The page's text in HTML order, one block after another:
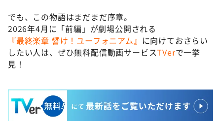
でも、この物語はまだまだ序章。
2026年4月に「前編」が劇場公開される
『最終楽章 響け！ユーフォニアム』 に向けておさらい
したい人は、ぜひ無料配信動画サービスTVerで一挙
見！